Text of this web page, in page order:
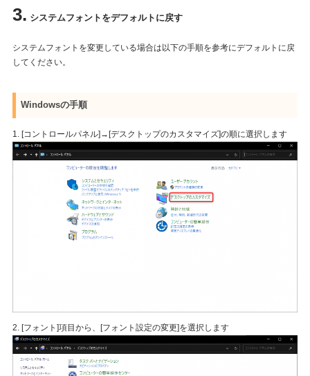
3. システムフォントをデフォルトに戻す
システムフォントを変更している場合は以下の手順を参考にデフォルトに戻
してください。
Windowsの手順
1. [コントロールパネル]→[デスクトップのカスタマイズ]の順に選択します
2. [フォント]項目から、[フォント設定の変更]を選択します